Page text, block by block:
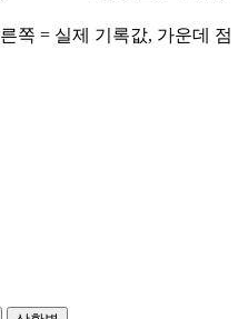
쪽 = 실제 기록값, 가운데 점